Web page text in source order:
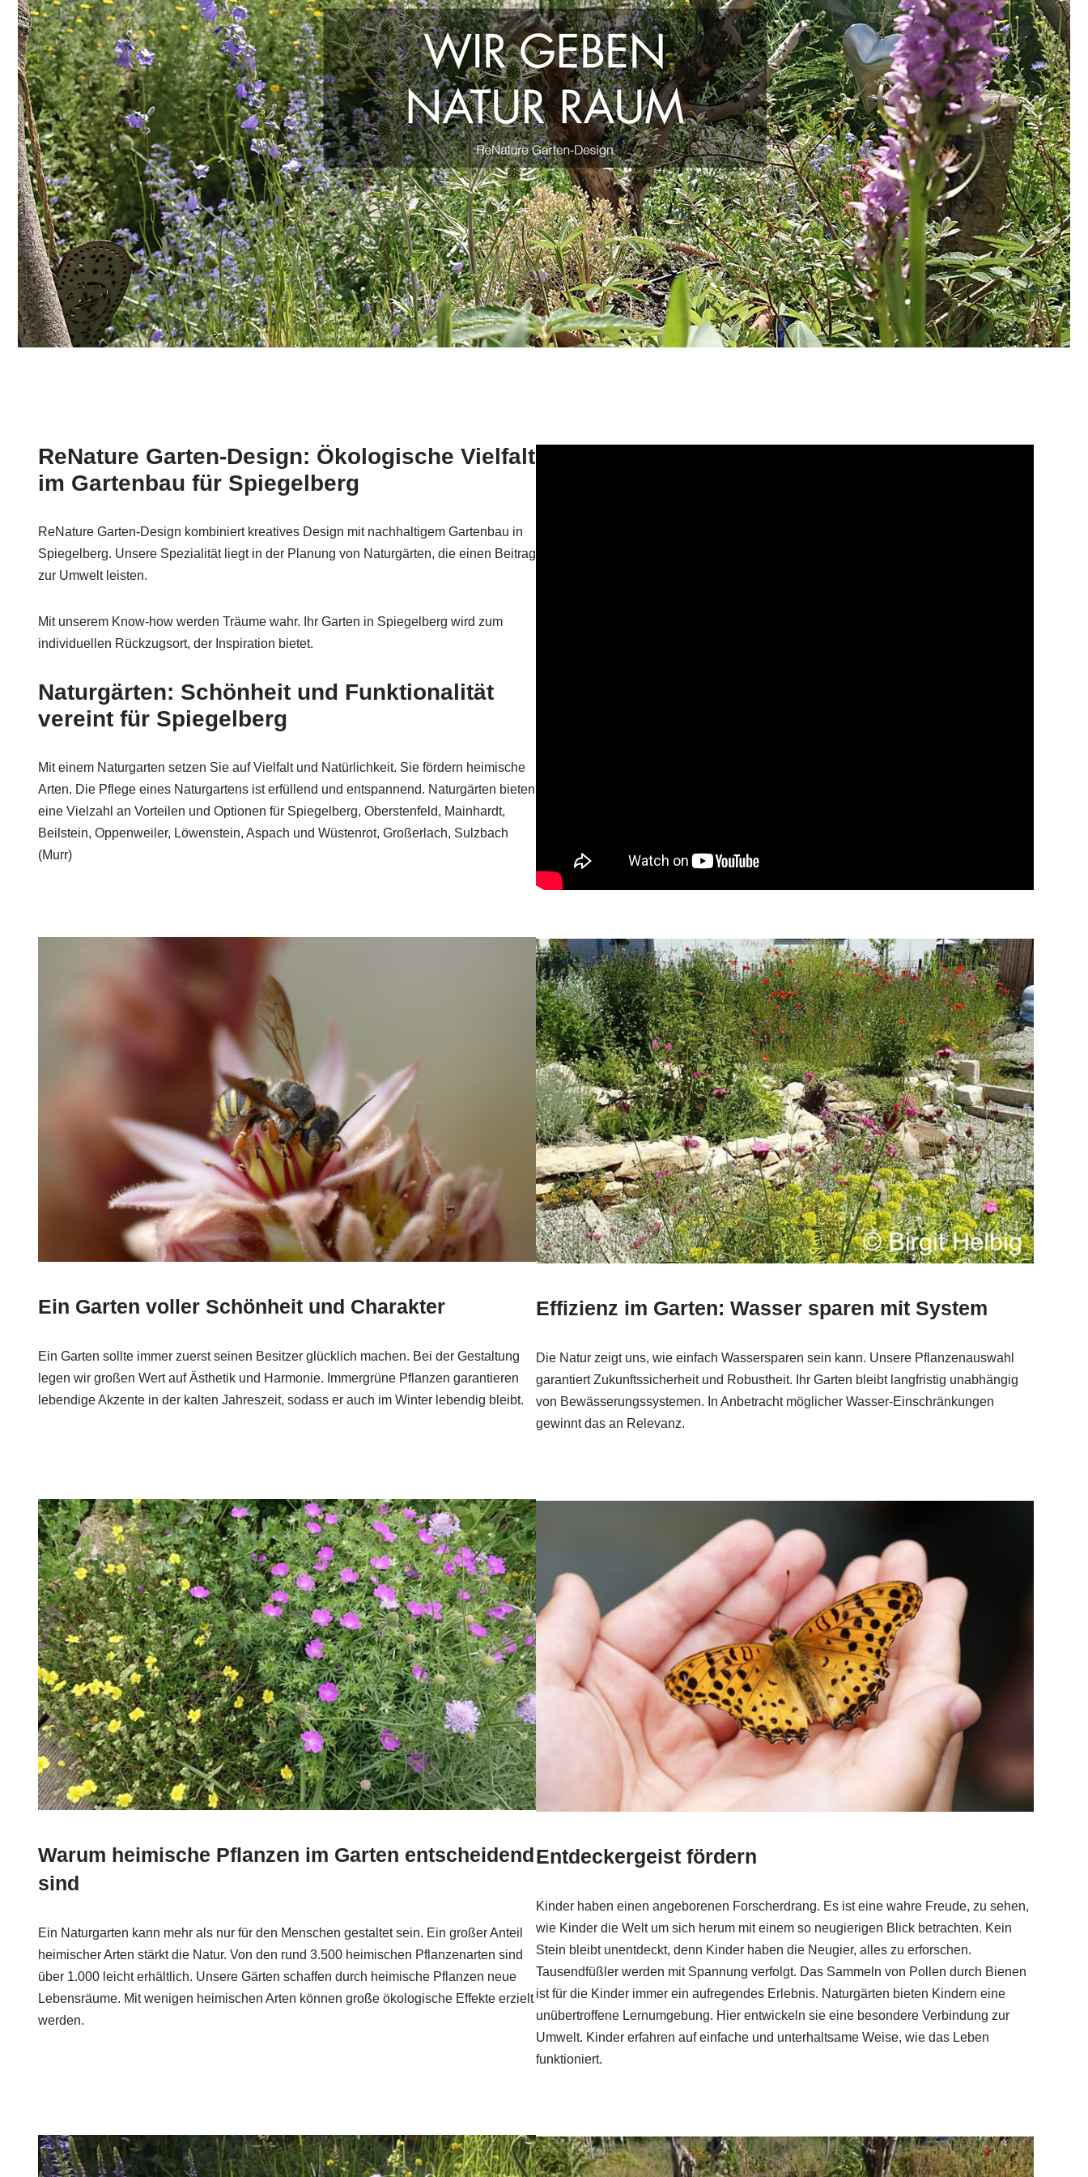
ReNature Garten-Design: Ökologische Vielfalt
im Gartenbau für Spiegelberg
ReNature Garten-Design kombiniert kreatives Design mit nachhaltigem Gartenbau in
Spiegelberg. Unsere Spezialität liegt in der Planung von Naturgärten, die einen Beitrag
zur Umwelt leisten.
Mit unserem Know-how werden Träume wahr. Ihr Garten in Spiegelberg wird zum
individuellen Rückzugsort, der Inspiration bietet.
Naturgärten: Schönheit und Funktionalität
vereint für Spiegelberg
Mit einem Naturgarten setzen Sie auf Vielfalt und Natürlichkeit. Sie fördern heimische
Arten. Die Pflege eines Naturgartens ist erfüllend und entspannend. Naturgärten bieten
eine Vielzahl an Vorteilen und Optionen für Spiegelberg, Oberstenfeld, Mainhardt,
Beilstein, Oppenweiler, Löwenstein, Aspach und Wüstenrot, Großerlach, Sulzbach
(Murr)
Ein Garten voller Schönheit und Charakter
Ein Garten sollte immer zuerst seinen Besitzer glücklich machen. Bei der Gestaltung
legen wir großen Wert auf Ästhetik und Harmonie. Immergrüne Pflanzen garantieren
lebendige Akzente in der kalten Jahreszeit, sodass er auch im Winter lebendig bleibt.
Effizienz im Garten: Wasser sparen mit System
Die Natur zeigt uns, wie einfach Wassersparen sein kann. Unsere Pflanzenauswahl
garantiert Zukunftssicherheit und Robustheit. Ihr Garten bleibt langfristig unabhängig
von Bewässerungssystemen. In Anbetracht möglicher Wasser-Einschränkungen
gewinnt das an Relevanz.
Warum heimische Pflanzen im Garten entscheidend
sind
Ein Naturgarten kann mehr als nur für den Menschen gestaltet sein. Ein großer Anteil
heimischer Arten stärkt die Natur. Von den rund 3.500 heimischen Pflanzenarten sind
über 1.000 leicht erhältlich. Unsere Gärten schaffen durch heimische Pflanzen neue
Lebensräume. Mit wenigen heimischen Arten können große ökologische Effekte erzielt
werden.
Entdeckergeist fördern
Kinder haben einen angeborenen Forscherdrang. Es ist eine wahre Freude, zu sehen,
wie Kinder die Welt um sich herum mit einem so neugierigen Blick betrachten. Kein
Stein bleibt unentdeckt, denn Kinder haben die Neugier, alles zu erforschen.
Tausendfüßler werden mit Spannung verfolgt. Das Sammeln von Pollen durch Bienen
ist für die Kinder immer ein aufregendes Erlebnis. Naturgärten bieten Kindern eine
unübertroffene Lernumgebung. Hier entwickeln sie eine besondere Verbindung zur
Umwelt. Kinder erfahren auf einfache und unterhaltsame Weise, wie das Leben
funktioniert.